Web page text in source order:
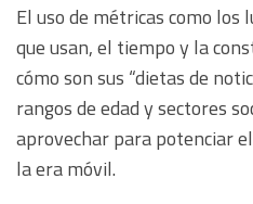
El uso de métricas como
que usan, el tiempo y la
cómo son sus “dietas de
rangos de edad y sectores
aprovechar para potenciar
la era móvil.